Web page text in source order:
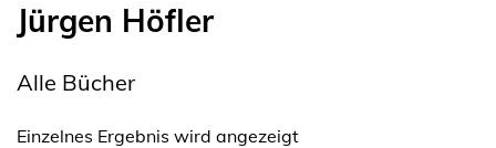
Jürgen Höfler
Alle Bücher
Einzelnes Ergebnis wird angezeigt